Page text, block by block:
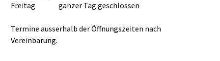
Freitag
ganzer Tag geschlossen
Termine ausserhalb der Öffnungszeiten nach
Vereinbarung.